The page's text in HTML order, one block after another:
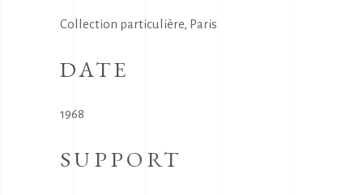
Collection particulière, Paris
DATE
1968
SUPPORT